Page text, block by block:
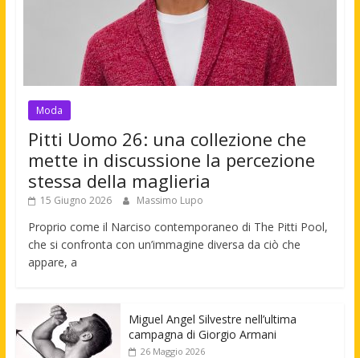
Moda
Pitti Uomo 26: una collezione che
mette in discussione la percezione
stessa della maglieria
15 Giugno 2026 Massimo Lupo
Proprio come il Narciso contemporaneo di The Pitti Pool,
che si confronta con un’immagine diversa da ciò che
appare, a
Miguel Angel Silvestre nell’ultima
campagna di Giorgio Armani
26 Maggio 2026